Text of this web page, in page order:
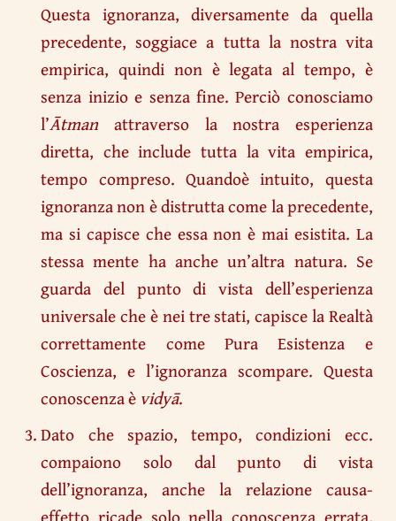
Questa ignoranza, diversamente da quella
precedente, soggiace a tutta la nostra vita
empirica, quindi non è legata al tempo, è
senza inizio e senza fine. Perciò conosciamo
l’Ātmanattraverso la nostra esperienza
diretta, che include tutta la vita empirica,
tempo compreso. Quandoè intuito, questa
ignoranza non è distrutta come la precedente,
ma si capisce che essa non è mai esistita. La
stessa mente ha anche un’altra natura. Se
guarda del punto di vista dell’esperienza
universale che è nei tre stati, capisce la Realtà
correttamente come Pura Esistenza e
Coscienza, e l’ignoranza scompare. Questa
conoscenza è vidyā.
Dato che spazio, tempo, condizioni ecc.
compaiono solo dal punto di vista
dell’ignoranza, anche la relazione causa-